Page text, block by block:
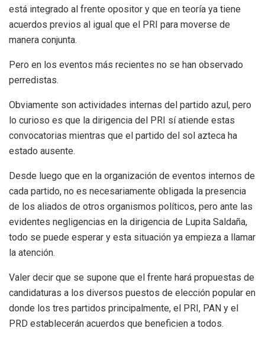
está integrado al frente opositor y que en teoría ya tiene
acuerdos previos al igual que el PRI para moverse de
manera conjunta.
Pero en los eventos más recientes no se han observado
perredistas.
Obviamente son actividades internas del partido azul, pero
lo curioso es que la dirigencia del PRI sí atiende estas
convocatorias mientras que el partido del sol azteca ha
estado ausente.
Desde luego que en la organización de eventos internos de
cada partido, no es necesariamente obligada la presencia
de los aliados de otros organismos políticos, pero ante las
evidentes negligencias en la dirigencia de Lupita Saldaña,
todo se puede esperar y esta situación ya empieza a llamar
la atención.
Valer decir que se supone que el frente hará propuestas de
candidaturas a los diversos puestos de elección popular en
donde los tres partidos principalmente, el PRI, PAN y el
PRD establecerán acuerdos que beneficien a todos.